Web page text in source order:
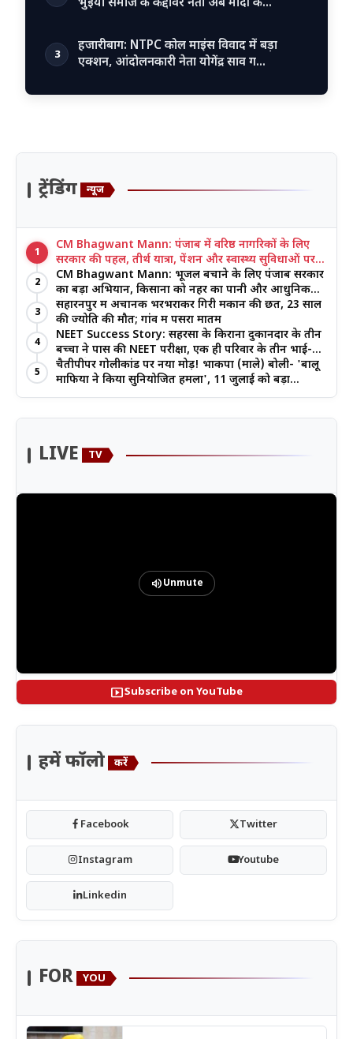
3
हजारीबाग: NTPC कोल माइंस विवाद में बड़ा
एक्शन, आंदोलनकारी नेता योगेंद्र साव ग…
ट्रेंडिंग न्यूज
1
CM Bhagwant Mann: पंजाब में वरिष्ठ नागरिकों के लिए
सरकार की पहल, तीर्थ यात्रा, पेंशन और स्वास्थ्य सुविधाओं पर
जोर
2
CM Bhagwant Mann: भूजल बचाने के लिए पंजाब सरकार
का बड़ा अभियान, किसानों को नहर का पानी और आधुनिक
खेती का मिल रहा लाभ
3
सहारनपुर में अचानक भरभराकर गिरी मकान की छत, 23 साल
की ज्योति की मौत; गांव में पसरा मातम
4
NEET Success Story: सहरसा के किराना दुकानदार के तीन
बच्चों ने पास की NEET परीक्षा, एक ही परिवार के तीन भाई-
बहनों ने रचा इतिहास
5
चैतीपीपर गोलीकांड पर नया मोड़! भाकपा (माले) बोली- 'बालू
माफिया ने किया सुनियोजित हमला', 11 जुलाई को बड़ा
आंदोलन
LIVE TV
volume_upUnmute
smart_displaySubscribe on YouTube
हमें फॉलो करें
Facebook Twitter
Instagram Youtube
Linkedin
FOR YOU